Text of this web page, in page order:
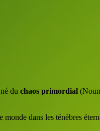
du chaos primordial
monde dans les ténèbres